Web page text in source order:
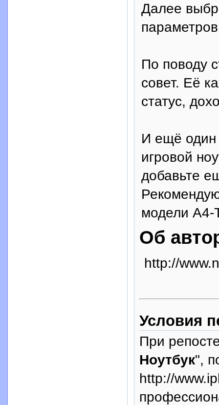
Далее
По поводу
совет. Её
статус,
И ещё один
игровой
добавьте
модели A4-
Об
http://
Условия
При
Ноутбук",
http://